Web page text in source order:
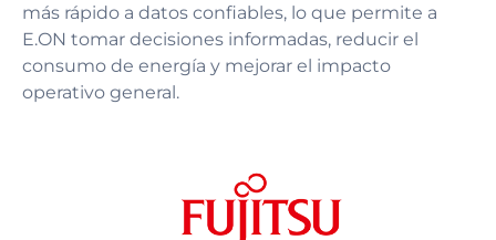
más rápido a datos confiables, lo que permite a
E.ON tomar decisiones informadas, reducir el
consumo de energía y mejorar el impacto
operativo general.